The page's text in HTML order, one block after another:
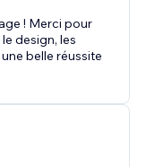
! Merci pour
design, les
belle réussite